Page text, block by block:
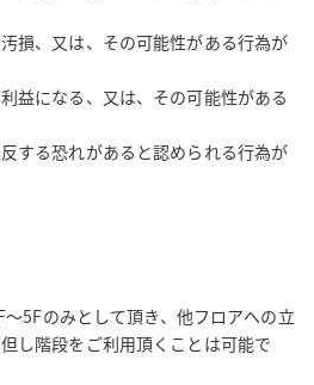
損、又は、その可能性がある行為が
益になる、又は、その可能性がある
する恐れがあると認められる行為が
～5Fのみとして頂き、他フロアへの立
し階段をご利用頂くことは可能で